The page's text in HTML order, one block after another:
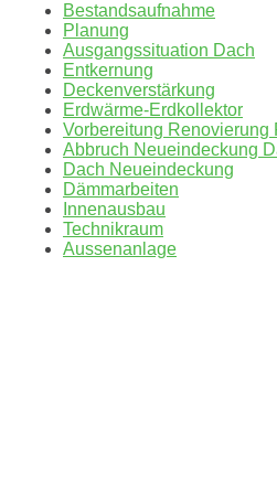
Bestandsaufnahme
Planung
Ausgangssituation Dach
Entkernung
Deckenverstärkung
Erdwärme-Erdkollektor
Vorbereitung Renovierung
Abbruch Neueindeckung
Dach Neueindeckung
Dämmarbeiten
Innenausbau
Technikraum
Aussenanlage